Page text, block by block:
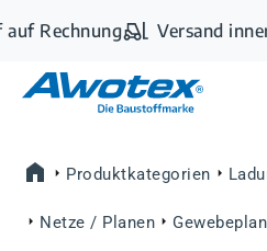
Zum Hauptinhalt springen
Rechnung Versand
Produktkategorien
Netze / Planen